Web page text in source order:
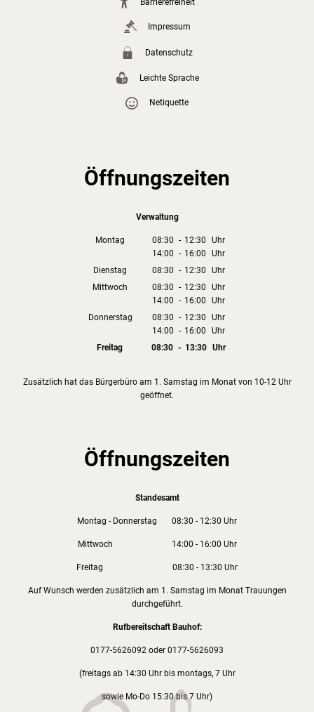
Impressum
Datenschutz
Leichte Sprache
Netiquette
Öffnungszeiten
Verwaltung
Montag 08:30 - 12:30
Uhr
Von 08:30 bis 12:30 Uhr
14:00 - 16:00
Uhr
Von 14:00 bis 16:00 Uhr
Dienstag 08:30 - 12:30
Uhr
Von 08:30 bis 12:30 Uhr
Mittwoch 08:30 - 12:30
Uhr
Von 08:30 bis 12:30 Uhr
14:00 - 16:00
Uhr
Von 14:00 bis 16:00 Uhr
Donnerstag 08:30 - 12:30
Uhr
Von 08:30 bis 12:30 Uhr
14:00 - 16:00
Uhr
Von 14:00 bis 16:00 Uhr
Freitag 08:30 - 13:30 Uhr
Zusätzlich hat das Bürgerbüro am 1. Samstag im Monat von 10-12 Uhr
geöffnet.
Öffnungszeiten
Standesamt
Montag - Donnerstag 08:30 - 12:30 Uhr
Mittwoch 14:00 - 16:00 Uhr
Freitag 08:30 - 13:30 Uhr
Auf Wunsch werden zusätzlich am 1. Samstag im Monat Trauungen
durchgeführt.
Rufbereitschaft Bauhof:
0177-5626092 oder 0177-5626093
(freitags ab 14:30 Uhr bis montags, 7 Uhr
sowie Mo-Do 15:30 bis 7 Uhr)